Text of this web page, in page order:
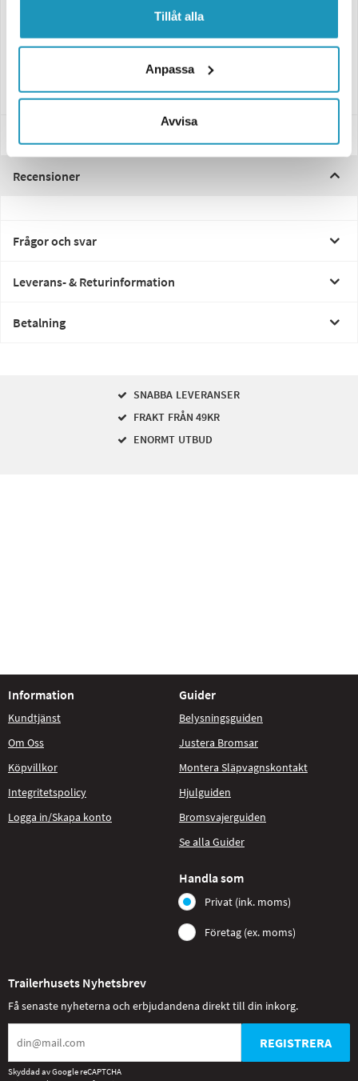
Tillåt alla
Anpassa
Avvisa
Spänning: 12/24V
Röd lins
Stöttålig konstruktion med PC-lampskärm
Skydd mot omvänd polaritet
Recensioner
Frågor och svar
Leverans- & Returinformation
Betalning
SNABBA LEVERANSER
FRAKT FRÅN 49KR
ENORMT UTBUD
Information
Kundtjänst
Om Oss
Köpvillkor
Integritetspolicy
Logga in/Skapa konto
Guider
Belysningsguiden
Justera Bromsar
Montera Släpvagnskontakt
Hjulguiden
Bromsvajerguiden
Se alla Guider
Handla som
Privat (ink. moms)
Företag (ex. moms)
Trailerhusets Nyhetsbrev
Få senaste nyheterna och erbjudandena direkt till din inkorg.
REGISTRERA
Skyddad av Google reCAPTCHA